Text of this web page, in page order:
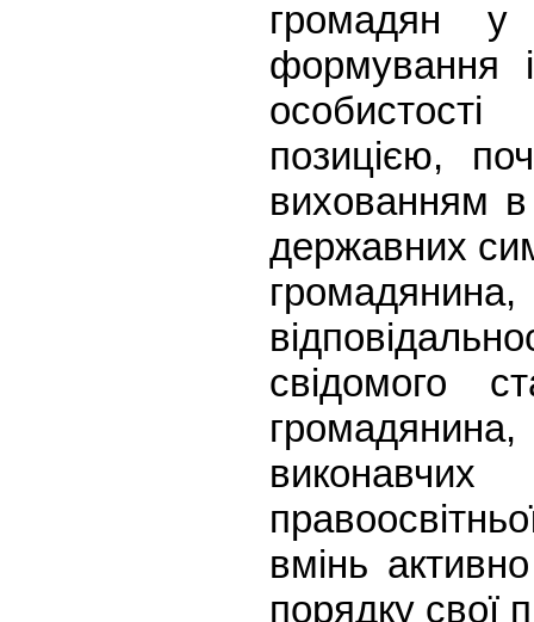
громадян у
формування і
позицією,
вихованням в
державних
свідомого
вмінь
порядку свої